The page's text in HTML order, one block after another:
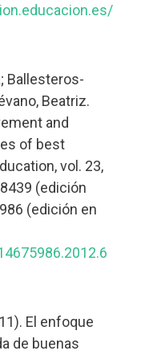
Ballesteros-
Beatriz.
and
of best
vol. 23,
(edición
(edición en
El enfoque
de buenas